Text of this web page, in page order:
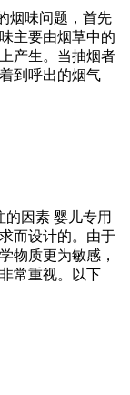
烟味问题，首先
主要由烟草中的
产生。当抽烟者
到呼出的烟气
因素 婴儿专用
而设计的。由于
物质更为敏感，
常重视。以下